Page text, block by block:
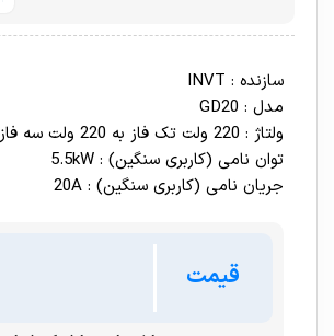
سازنده : INVT
مدل : GD20
ولتاژ : 220 ولت تک فاز به 220 ولت سه فاز
توان نامی (کاربری سنگین) : 5.5kW
جریان نامی (کاربری سنگین) : 20A
قیمت